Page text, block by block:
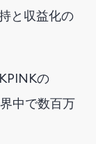
と収益化の
の
中で数百万